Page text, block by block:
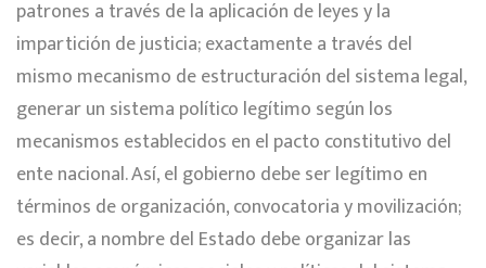
patrones a través de la aplicación de leyes y la
impartición de justicia; exactamente a través del
mismo mecanismo de estructuración del sistema legal,
generar un sistema político legítimo según los
mecanismos establecidos en el pacto constitutivo del
ente nacional. Así, el gobierno debe ser legítimo en
términos de organización, convocatoria y movilización;
es decir, a nombre del Estado debe organizar las